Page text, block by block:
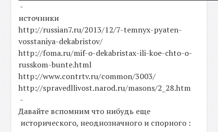
-
источники
http://russian7.ru/2013/12/7-temnyx-pyaten-
vosstaniya-dekabristov/
http://foma.ru/mif-o-dekabristax-ili-koe-chto-o-
russkom-bunte.html
http://www.contrtv.ru/common/3003/
http://spravedllivost.narod.ru/masons/2_28.htm
-
Давайте вспомним что нибудь еще
исторического, неоднозначного и спорного :